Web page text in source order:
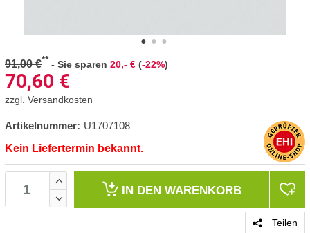
91,00 €** - Sie sparen 20,- € (-22%)
70,60 €
zzgl. Versandkosten
Artikelnummer: U1707108
Kein Liefertermin bekannt.
IN DEN WARENKORB
Teilen